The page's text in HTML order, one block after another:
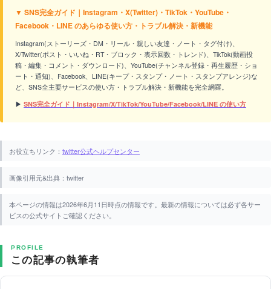
▼ SNS完全ガイド｜Instagram・X(Twitter)・TikTok・YouTube・
Facebook・LINE のあらゆる使い方・トラブル解決・新機能
Instagram(ストーリーズ・DM・リール・親しい友達・ノート・タグ付け)、
X/Twitter(ポスト・いいね・RT・ブロック・表示回数・トレンド)、TikTok(動画投
稿・編集・コメント・ダウンロード)、YouTube(チャンネル登録・再生履歴・ショ
ート・通知)、Facebook、LINE(キープ・スタンプ・ノート・スタンプアレンジ)な
ど、SNS全主要サービスの使い方・トラブル解決・新機能を完全網羅。
▶ SNS完全ガイド｜Instagram/X/TikTok/YouTube/Facebook/LINE の使い方
お役立ちリンク： twitter公式ヘルプセンター
画像引用元&出典：twitter
本ページの情報は2026年6月11日時点の情報です。最新の情報については必ず各サー
ビスの公式サイトご確認ください。
PROFILE
この記事の執筆者